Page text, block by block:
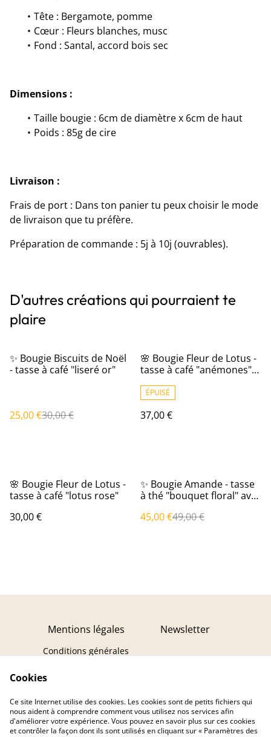
Tête : Bergamote, pomme
Cœur : Fleurs blanches, musc
Fond : Santal, accord bois sec
Dimensions :
Taille bougie : 6cm de diamètre x 6cm de haut
Poids : 85g de cire
Livraison :
Frais de port : Dans ton panier tu peux choisir le mode
de livraison que tu préfère.
Préparation de commande : 5j à 10j (ouvrables).
D'autres créations qui pourraient te
plaire
%
✨ Bougie Biscuits de Noël
- tasse à café "liseré or"
25,00 €30,00 €
🌸 Bougie Fleur de Lotus -
tasse à café "anémones"
ÉPUISÉ
37,00 €
🌸 Bougie Fleur de Lotus -
tasse à café "lotus rose"
30,00 €
%
✨ Bougie Amande - tasse
à thé "bouquet floral" avec
dedans
45,00 €49,00 €
Mentions légales
Conditions générales
Newsletter
Contact Droit de rétractation
Cookies
Ce site Internet utilise des cookies. Les cookies sont de petits fichiers qui
nous aident à comprendre comment vous utilisez nos services afin
d'améliorer votre expérience. Vous pouvez en savoir plus sur ces cookies
et contrôler la façon dont ils sont utilisés en cliquant sur « Paramètres des